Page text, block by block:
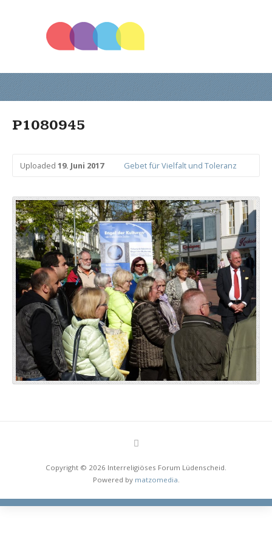
P1080945
Uploaded 19. Juni 2017 Gebet für Vielfalt und Toleranz
Copyright © 2026 Interreligiöses Forum Lüdenscheid.
Powered by matzomedia